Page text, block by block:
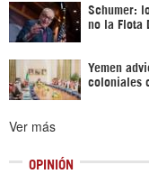
Schumer:
no la Flota
Yemen
coloniales
Ver más
OPINIÓN